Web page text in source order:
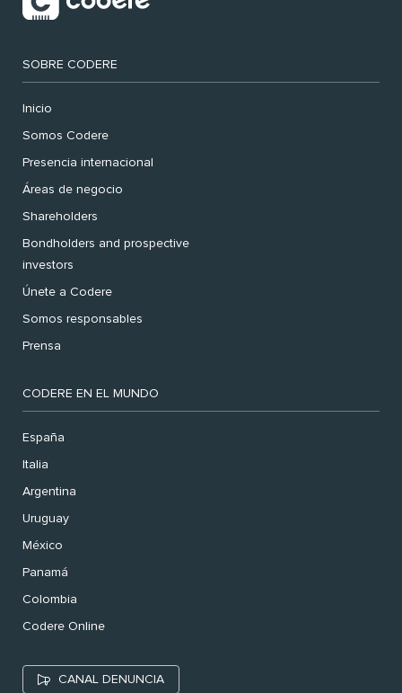
SOBRE CODERE
Inicio
Somos Codere
Presencia internacional
Áreas de negocio
Shareholders
Bondholders and prospective
investors
Únete a Codere
Somos responsables
Prensa
CODERE EN EL MUNDO
España
Italia
Argentina
Uruguay
México
Panamá
Colombia
Codere Online
CANAL DENUNCIA